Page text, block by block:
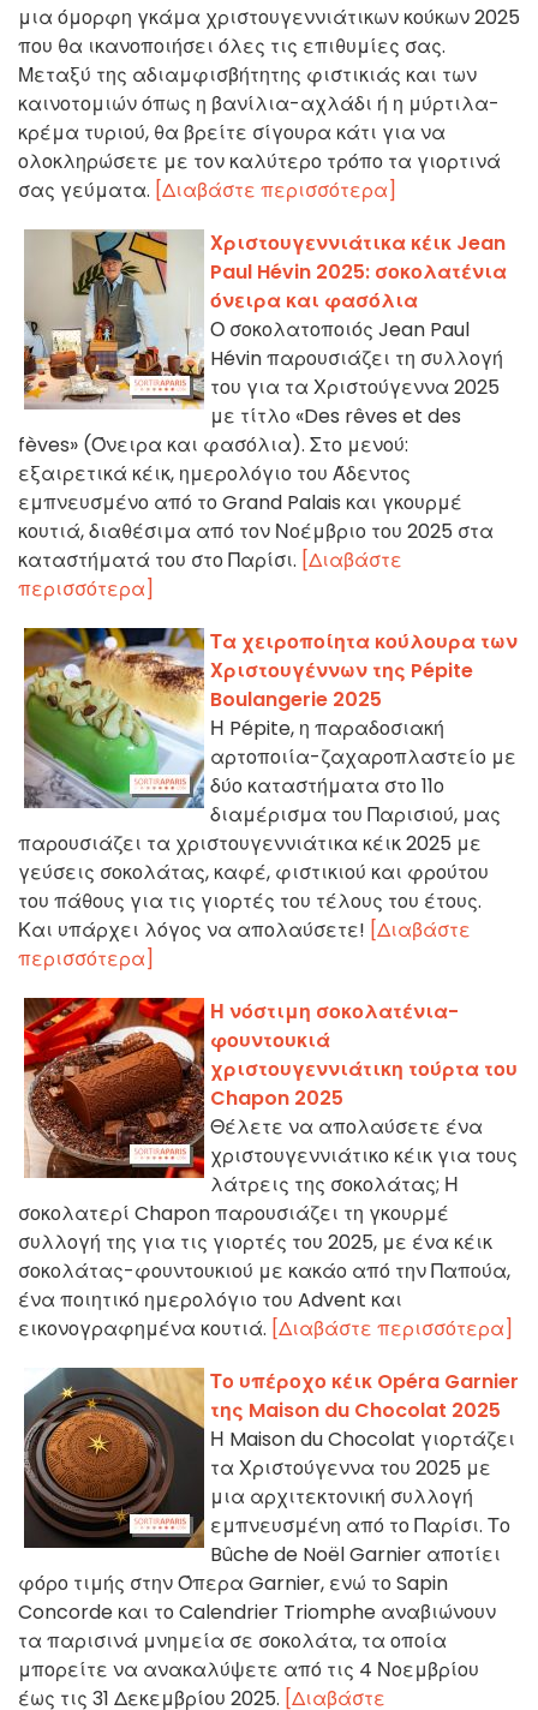
μια όμορφη γκάμα χριστουγεννιάτικων κούκων 2025
που θα ικανοποιήσει όλες τις επιθυμίες σας.
Μεταξύ της αδιαμφισβήτητης φιστικιάς και των
καινοτομιών όπως η βανίλια-αχλάδι ή η μύρτιλα-
κρέμα τυριού, θα βρείτε σίγουρα κάτι για να
ολοκληρώσετε με τον καλύτερο τρόπο τα γιορτινά
σας γεύματα. [Διαβάστε περισσότερα]
Χριστουγεννιάτικα κέικ Jean
Paul Hévin 2025: σοκολατένια
όνειρα και φασόλια
Ο σοκολατοποιός Jean Paul
Hévin παρουσιάζει τη συλλογή
του για τα Χριστούγεννα 2025
με τίτλο «Des rêves et des
fèves» (Όνειρα και φασόλια). Στο μενού:
εξαιρετικά κέικ, ημερολόγιο του Άδεντος
εμπνευσμένο από το Grand Palais και γκουρμέ
κουτιά, διαθέσιμα από τον Νοέμβριο του 2025 στα
καταστήματά του στο Παρίσι. [Διαβάστε
περισσότερα]
Τα χειροποίητα κούλουρα των
Χριστουγέννων της Pépite
Boulangerie 2025
Η Pépite, η παραδοσιακή
αρτοποιία-ζαχαροπλαστείο με
δύο καταστήματα στο 11ο
διαμέρισμα του Παρισιού, μας
παρουσιάζει τα χριστουγεννιάτικα κέικ 2025 με
γεύσεις σοκολάτας, καφέ, φιστικιού και φρούτου
του πάθους για τις γιορτές του τέλους του έτους.
Και υπάρχει λόγος να απολαύσετε! [Διαβάστε
περισσότερα]
Η νόστιμη σοκολατένια-
φουντουκιά
χριστουγεννιάτικη τούρτα του
Chapon 2025
Θέλετε να απολαύσετε ένα
χριστουγεννιάτικο κέικ για τους
λάτρεις της σοκολάτας; Η
σοκολατερί Chapon παρουσιάζει τη γκουρμέ
συλλογή της για τις γιορτές του 2025, με ένα κέικ
σοκολάτας-φουντουκιού με κακάο από την Παπούα,
ένα ποιητικό ημερολόγιο του Advent και
εικονογραφημένα κουτιά. [Διαβάστε περισσότερα]
Το υπέροχο κέικ Opéra Garnier
της Maison du Chocolat 2025
Η Maison du Chocolat γιορτάζει
τα Χριστούγεννα του 2025 με
μια αρχιτεκτονική συλλογή
εμπνευσμένη από το Παρίσι. Το
Bûche de Noël Garnier αποτίει
φόρο τιμής στην Όπερα Garnier, ενώ το Sapin
Concorde και το Calendrier Triomphe αναβιώνουν
τα παρισινά μνημεία σε σοκολάτα, τα οποία
μπορείτε να ανακαλύψετε από τις 4 Νοεμβρίου
έως τις 31 Δεκεμβρίου 2025. [Διαβάστε